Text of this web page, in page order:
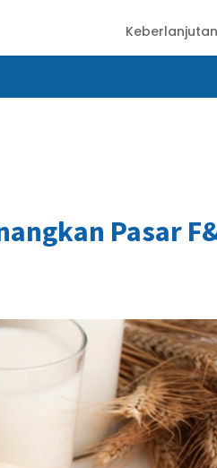
Keberlanjutan
Pasar